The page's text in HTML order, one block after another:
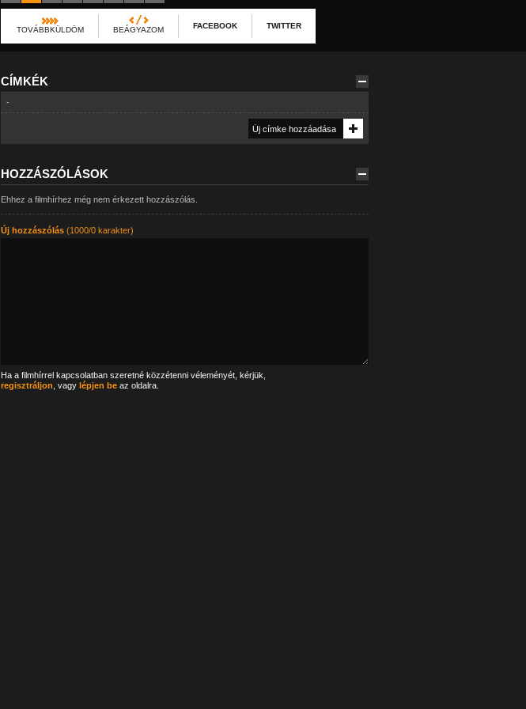
TOVÁBBKÜLDÖM BEÁGYAZOM FACEBOOK TWITTER
CÍMKÉK
-
HOZZÁSZÓLÁSOK
Ehhez a filmhírhez még nem érkezett hozzászólás.
Új hozzászólás(1000/0 karakter)
Ha a filmhírrel kapcsolatban szeretné közzétenni véleményét, kérjük,
regisztráljon , vagy lépjen beaz oldalra.